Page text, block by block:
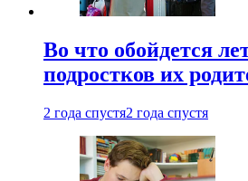
Во что обойдется
подростков их
2 года спустя2 года спустя